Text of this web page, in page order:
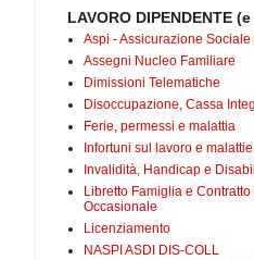
LAVORO DIPENDENTE
Aspi - Assicurazione
Assegni Nucleo Familiare
Dimissioni Telematiche
Disoccupazione, Cassa
Ferie, permessi e malattia
Infortuni sul lavoro e
Invalidità, Handicap e
Libretto Famiglia e
Occasionale
Licenziamento
NASPI ASDI DIS-COLL